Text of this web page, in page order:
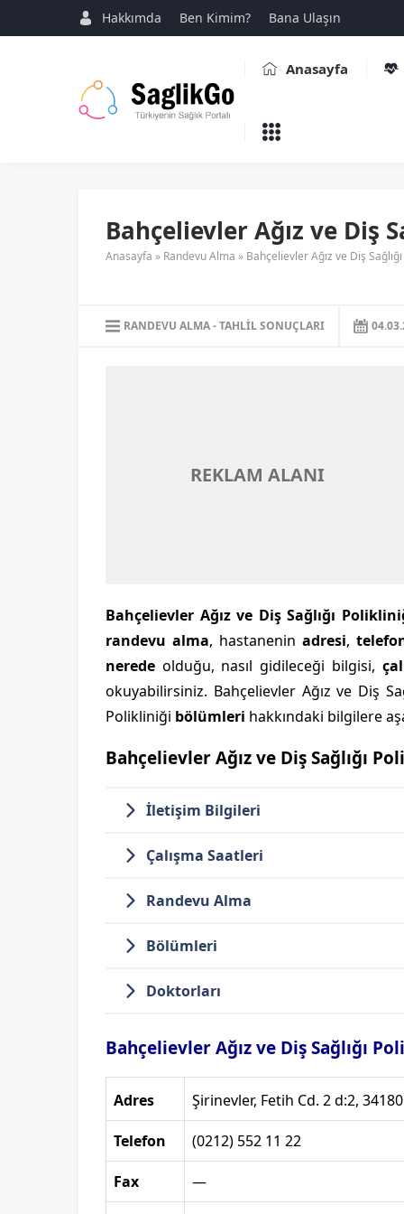
Hakkımda Ben Kimim? Bana Ulaşın
Anasayfa
Bahçelievler Ağız ve Diş
Anasayfa » Randevu Alma » Bahçelievler Ağız ve Diş
RANDEVU ALMA TAHLIL SONUÇLARI
REKLAM ALANI
Bahçelievler Ağız ve Diş Sağlığı
randevu alma, hastanenin adresi,
nerede olduğu, nasıl gidileceği bilgisi,
okuyabilirsiniz. Bahçelievler Ağız ve Diş
Polikliniği bölümleri hakkındaki bilgilere
Bahçelievler Ağız ve Diş Sağlığı
İletişim Bilgileri
Çalışma Saatleri
Randevu Alma
Bölümleri
Doktorları
Bahçelievler Ağız ve Diş Sağlığı
Adres Şirinevler, Fetih Cd. 2 d:2,
Telefon (0212) 552 11 22
Fax —